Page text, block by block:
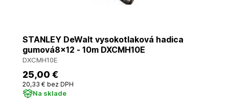
STANLEY DeWalt vysokotlaková hadica
gumová8x12 - 10m DXCMH10E
DXCMH10E
25,00 €
20,33 € bez DPH
Na sklade